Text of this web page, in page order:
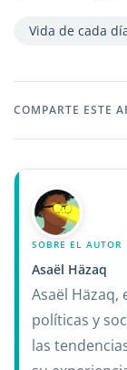
Vida de cada
COMPARTE ESTE
SOBRE EL AUTOR
Asaël Häzaq
Asaël
políticas y
las